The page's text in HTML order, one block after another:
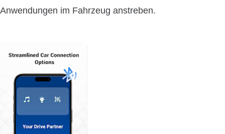
Anwendungen im Fahrzeug anstreben.